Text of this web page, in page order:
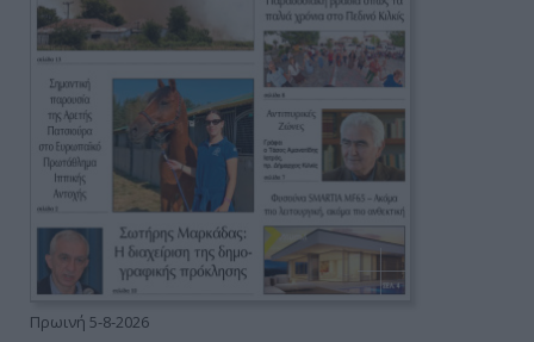
Πρωινή 5-8-2026